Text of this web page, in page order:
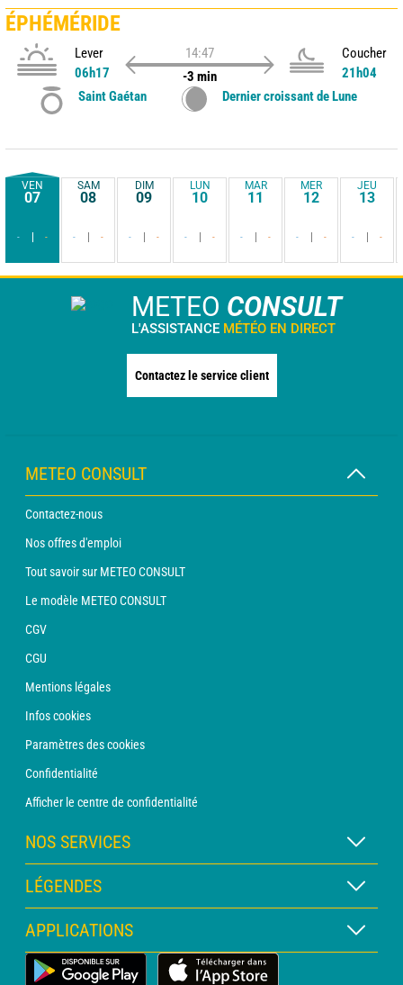
ÉPHÉMÉRIDE
Lever
06h17
14:47
-3 min
Coucher
21h04
Saint Gaétan
Dernier croissant de Lune
VEN
07
- -
SAM
08
- -
DIM
09
- -
LUN
10
- -
MAR
11
- -
MER
12
- -
JEU
13
- -
METEO CONSULT
L'ASSISTANCE MÉTÉO EN DIRECT
Contactez le service client
METEO CONSULT
Contactez-nous
Nos offres d'emploi
Tout savoir sur METEO CONSULT
Le modèle METEO CONSULT
CGV
CGU
Mentions légales
Infos cookies
Paramètres des cookies
Confidentialité
Afficher le centre de confidentialité
NOS SERVICES
Abonnement METEO Xpert
Abonnement METEO PRO
Consultation avec un prévisionniste
Bulletin PRO
LÉGENDES
Légende des cartes
Légende des pictogrammes
APPLICATIONS
Application Météo Terrestre